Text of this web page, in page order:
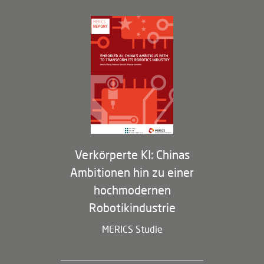
Governance
Arbeiten bei MERICS
Partner
Membership Program
Verkörperte KI: Chinas
Ambitionen hin zu einer
hochmodernen
Robotikindustrie
MERICS Studie